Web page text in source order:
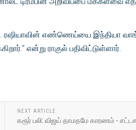
ரஷியாவின் எண்ணெய்யை இந்தியா
என்று ராகுல் பதிவிட்டுள்ளார்.
NEXT ARTICLE
கரூர் பலி: விஜய் தாமதமே காரணம் -